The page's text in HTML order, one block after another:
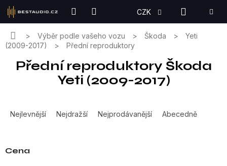
Přejít
obsah
CZK
KOŠÍK
DomůVýběr podle vašeho vozu Škoda
Yeti
(2009-2017)
Přední reproduktory
Přední reproduktory Škoda
Yeti (2009-2017)
a
n
í
Nejlevnější Nejdražší Nejprodávanější Abecedně
Cena